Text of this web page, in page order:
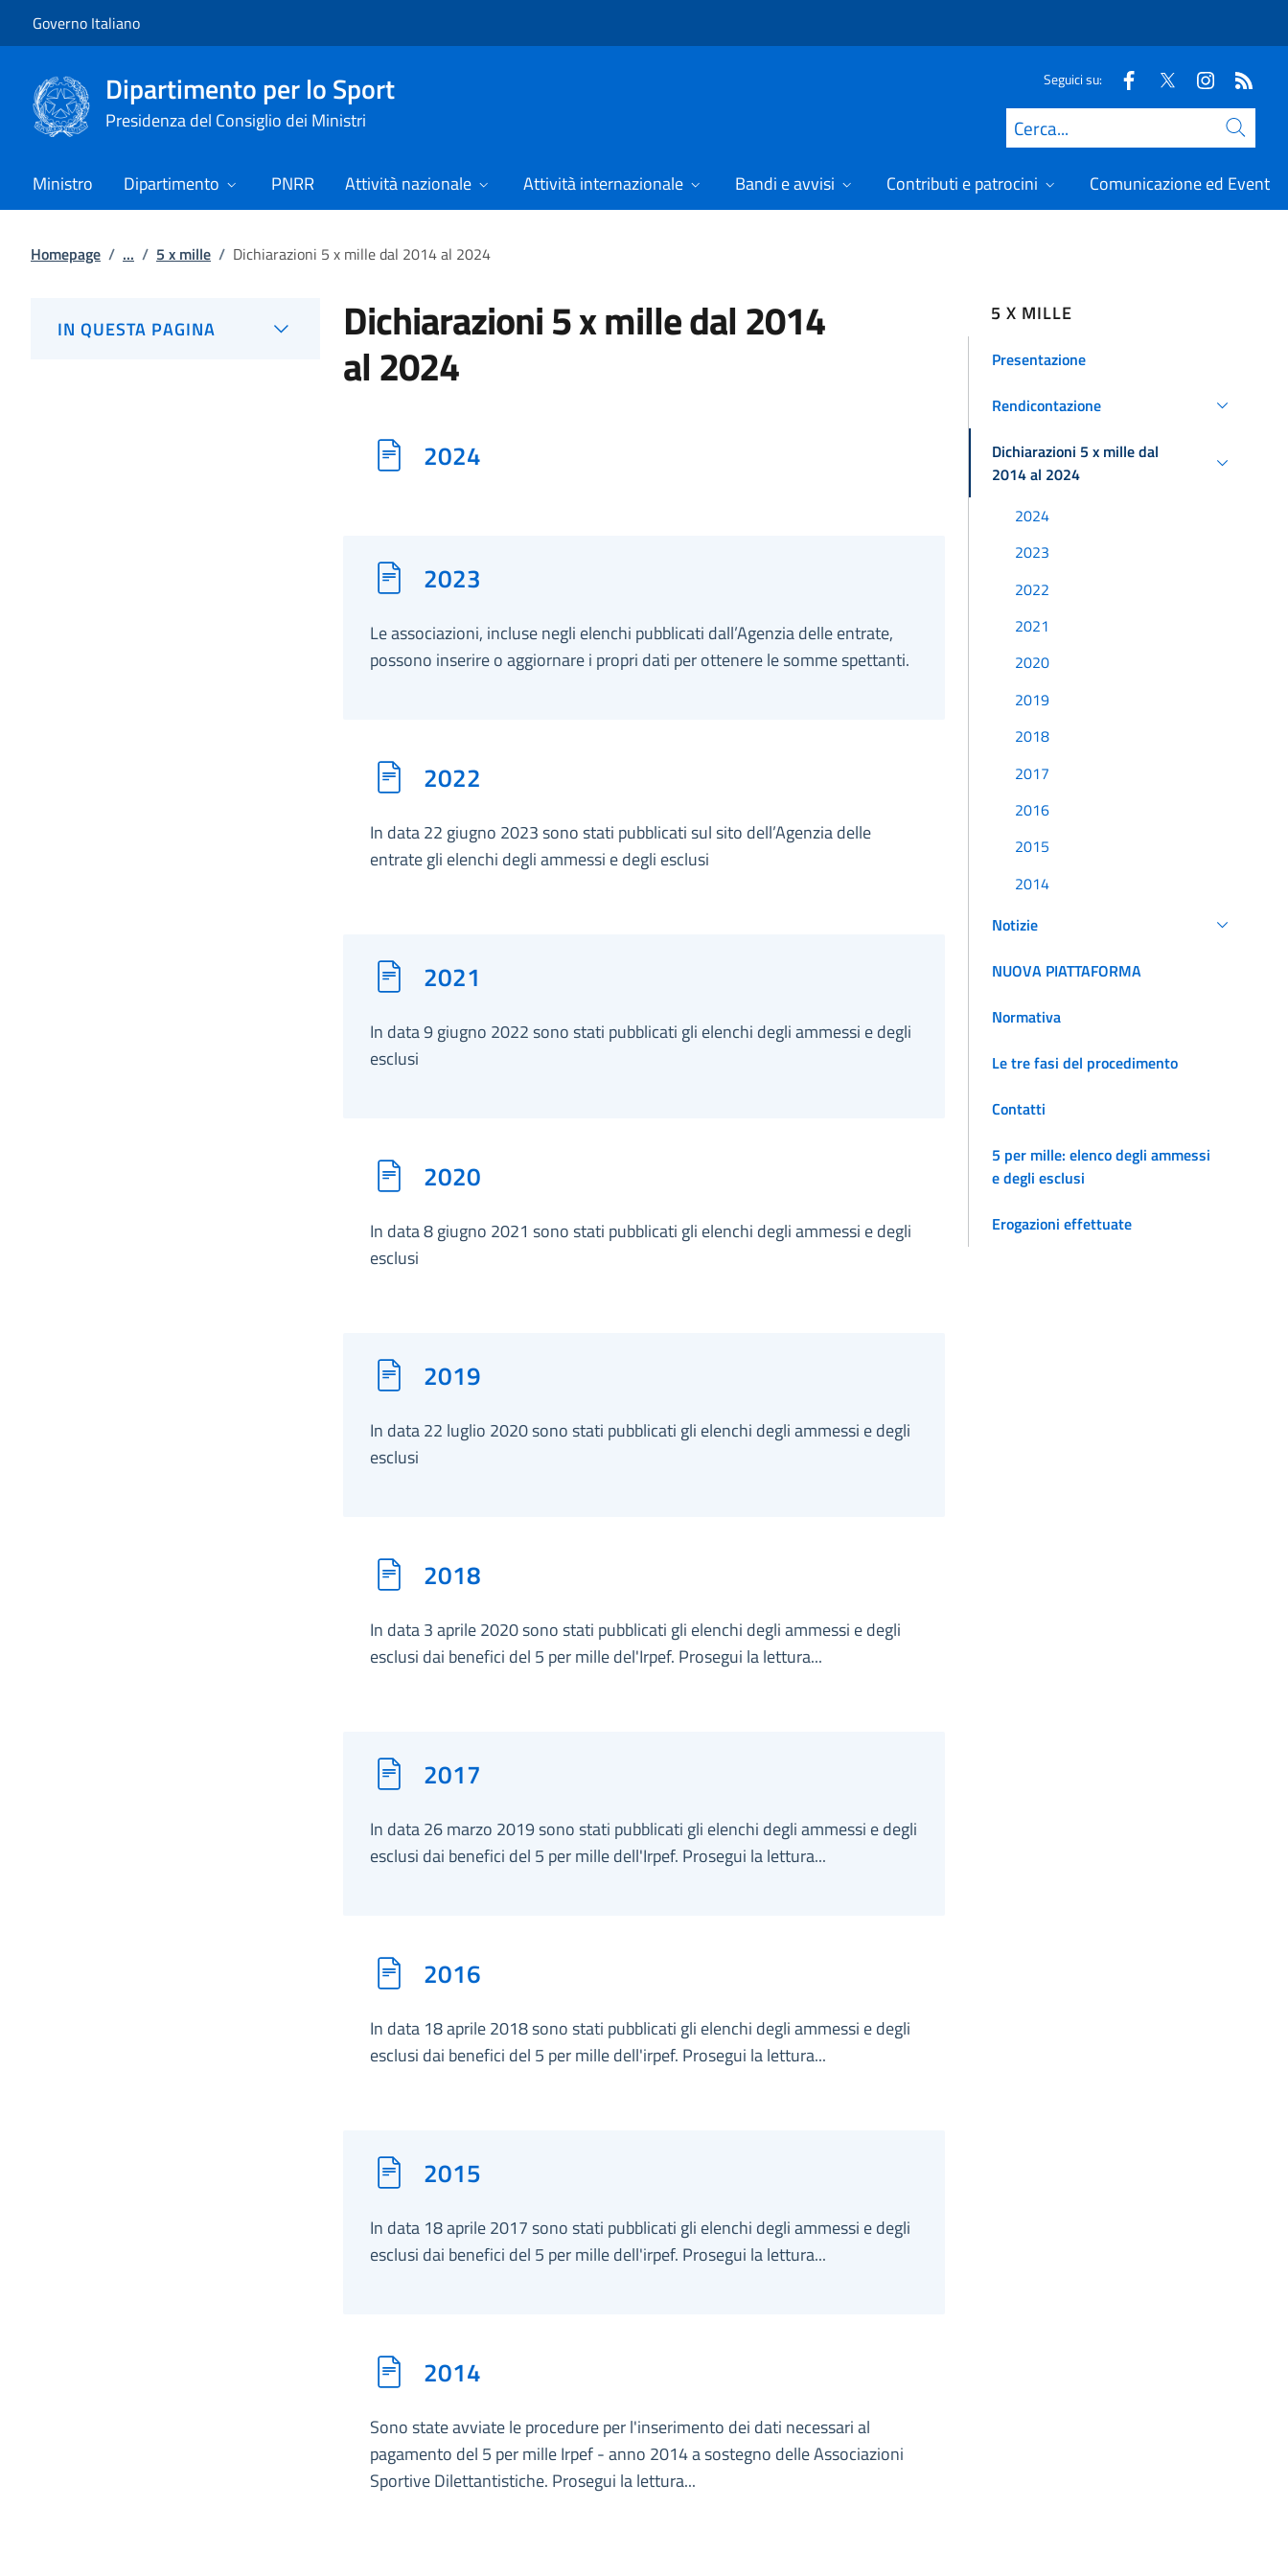
Governo Italiano
Dipartimento per lo Sport
Presidenza del Consiglio dei Ministri
Seguici su:
Cerca
Ministro Dipartimento PNRR Attività nazionale Attività internazionale Bandi e avvisi Contributi e patrocini Comunicazione ed Eventi
Homepage / ... / 5 x mille / Dichiarazioni 5 x mille dal 2014 al 2024
IN QUESTA PAGINA Dichiarazioni 5 x mille dal 2014
al 2024
2024
2023
Le associazioni, incluse negli elenchi pubblicati dall’Agenzia delle entrate,
possono inserire o aggiornare i propri dati per ottenere le somme spettanti.
2022
In data 22 giugno 2023 sono stati pubblicati sul sito dell’Agenzia delle
entrate gli elenchi degli ammessi e degli esclusi
2021
In data 9 giugno 2022 sono stati pubblicati gli elenchi degli ammessi e degli
esclusi
2020
In data 8 giugno 2021 sono stati pubblicati gli elenchi degli ammessi e degli
esclusi
2019
In data 22 luglio 2020 sono stati pubblicati gli elenchi degli ammessi e degli
esclusi
2018
In data 3 aprile 2020 sono stati pubblicati gli elenchi degli ammessi e degli
esclusi dai benefici del 5 per mille del'Irpef. Prosegui la lettura...
2017
In data 26 marzo 2019 sono stati pubblicati gli elenchi degli ammessi e degli
esclusi dai benefici del 5 per mille dell'Irpef. Prosegui la lettura...
2016
In data 18 aprile 2018 sono stati pubblicati gli elenchi degli ammessi e degli
esclusi dai benefici del 5 per mille dell'irpef. Prosegui la lettura...
2015
In data 18 aprile 2017 sono stati pubblicati gli elenchi degli ammessi e degli
esclusi dai benefici del 5 per mille dell'irpef. Prosegui la lettura...
2014
Sono state avviate le procedure per l'inserimento dei dati necessari al
pagamento del 5 per mille Irpef - anno 2014 a sostegno delle Associazioni
Sportive Dilettantistiche. Prosegui la lettura...
5 X MILLE
Presentazione
Rendicontazione
Dichiarazioni 5 x mille dal
2014 al 2024
2024
2023
2022
2021
2020
2019
2018
2017
2016
2015
2014
Notizie
NUOVA PIATTAFORMA
Normativa
Le tre fasi del procedimento
Contatti
5 per mille: elenco degli ammessi
e degli esclusi
Erogazioni effettuate